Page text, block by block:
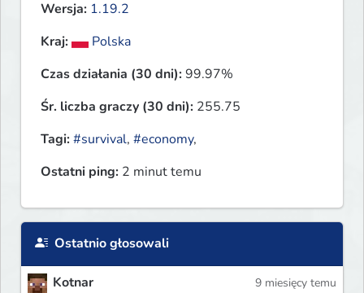
Wersja: 1.19.2
Kraj:
Polska
Czas działania (30 dni):99.97%
Śr. liczba graczy (30 dni): 255.75
Tagi:#survival, #economy,
Ostatni ping: 2 minut temu
Ostatnio głosowali
Kotnar 9 miesięcy temu